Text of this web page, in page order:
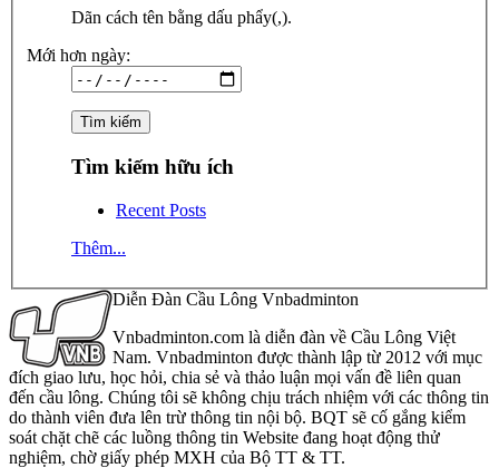
Dãn cách tên bằng dấu phẩy(,).
Mới hơn ngày:
Tìm kiếm hữu ích
Recent Posts
Thêm...
Diễn Đàn Cầu Lông Vnbadminton
Vnbadminton.com là diễn đàn về Cầu Lông Việt
Nam. Vnbadminton được thành lập từ 2012 với mục
đích giao lưu, học hỏi, chia sẻ và thảo luận mọi vấn đề liên quan
đến cầu lông. Chúng tôi sẽ không chịu trách nhiệm với các thông tin
do thành viên đưa lên trừ thông tin nội bộ. BQT sẽ cố gắng kiểm
soát chặt chẽ các luồng thông tin Website đang hoạt động thử
nghiệm, chờ giấy phép MXH của Bộ TT & TT.